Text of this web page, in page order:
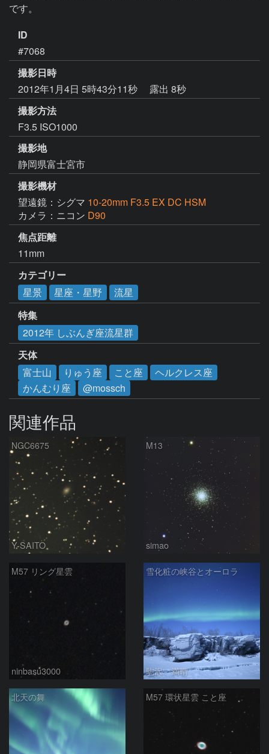
です。
ID
#7068
撮影日時
2012年1月4日 5時43分11秒
露出 8秒
撮影方法
F3.5 ISO1000
撮影地
静岡県富士宮市
撮影機材
望遠鏡：シグマ 10-20mm F3.5 EX DC HSM
カメラ：ニコン D90
焦点距離
11mm
カテゴリー
星景
星座・星野
流星
特集
2012年 しぶんぎ座流星群
天体
富士山
りゅう座 こと座
ヘルクレス座
かんむり座
@mossch
関連作品
NGC6675
Y-SAITO
M13
simao
M57 リング星雲
ninbasu3000
雪化粧の峡谷とオーロラ
駒沢 満晴
北天の舞 M57 環状星雲 こと座